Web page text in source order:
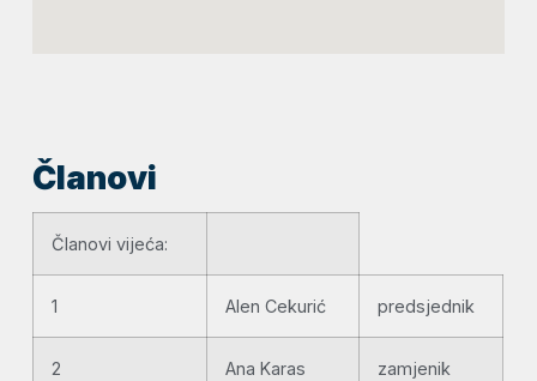
Članovi
Članovi vijeća:
1 Alen Cekurić predsjednik
2 Ana Karas
zamjenik